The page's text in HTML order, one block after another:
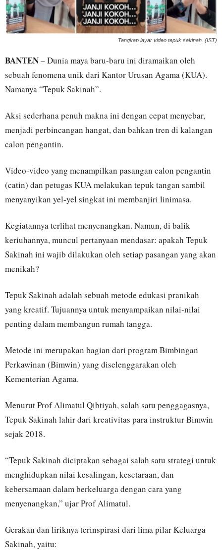
Tangkap layar video tepuk sakinah. (IST)
BANTEN– Dunia maya baru-baru ini diramaikan oleh
sebuah fenomena unik dari Kantor Urusan Agama (KUA).
Namanya “Tepuk Sakinah”.
Aksi sederhana penuh makna ini dengan cepat menyebar,
menjadi perbincangan hangat, dan bahkan tren di kalangan
calon pengantin.
Video-video yang menampilkan pasangan calon pengantin
(catin) dan petugas KUA melakukan tepuk tangan sambil
menyanyikan yel-yel singkat ini membanjiri linimasa.
Kegiatannya terlihat menyenangkan. Namun, di balik
keriuhannya, muncul pertanyaan mendasar: apakah Tepuk
Sakinah ini wajib dilakukan oleh setiap pasangan yang akan
menikah?
Tepuk Sakinah adalah sebuah metode edukasi pranikah
yang kreatif. Tujuannya untuk menyampaikan nilai-nilai
penting dalam membangun rumah tangga.
Metode ini merupakan bagian dari program Bimbingan
Perkawinan (Bimwin) yang diselenggarakan oleh
Kementerian Agama.
Menurut Prof Alimatul Qibtiyah, salah satu penggagasnya,
Tepuk Sakinah lahir dari kreativitas para instruktur Bimwin
sejak 2018.
“Tepuk Sakinah diciptakan sebagai salah satu strategi untuk
menghidupkan nilai kesalingan, kesetaraan, dan
kebersamaan dalam berkeluarga dengan cara yang
menyenangkan,” ujar Prof Alimatul.
Gerakan dan liriknya terinspirasi dari lima pilar Keluarga
Sakinah, yaitu: